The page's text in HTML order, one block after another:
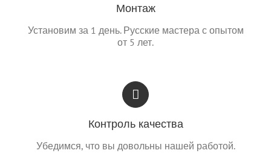
Монтаж
Установим за 1 день. Русские мастера с опытом
от 5 лет.
Контроль качества
Убедимся, что вы довольны нашей работой.